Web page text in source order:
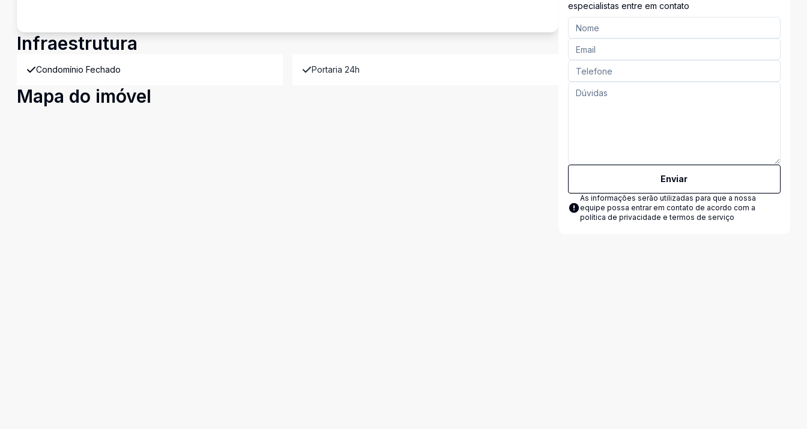
Infraestrutura
Condomínio Fechado Portaria 24h
Mapa do imóvel
especialistas entre em contato
Enviar
As informações serão utilizadas para que a nossa
equipe possa entrar em contato de acordo com a
política de privacidade e termos de serviço